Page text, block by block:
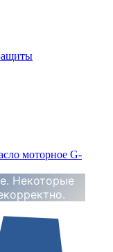
моторное G-
Некоторые